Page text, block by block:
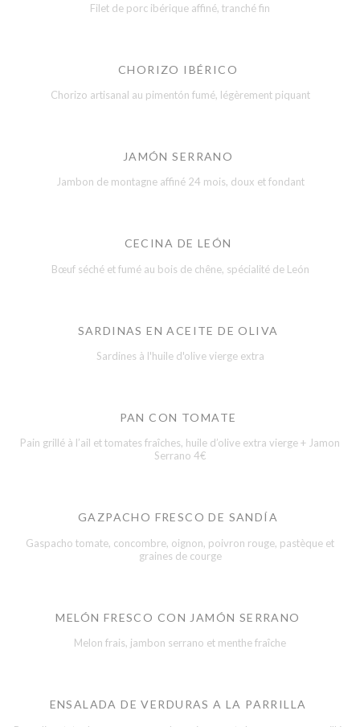
Filet de porc ibérique affiné, tranché fin
CHORIZO IBÉRICO
Chorizo artisanal au pimentón fumé, légèrement piquant
JAMÓN SERRANO
Jambon de montagne affiné 24 mois, doux et fondant
CECINA DE LEÓN
Bœuf séché et fumé au bois de chêne, spécialité de León
SARDINAS EN ACEITE DE OLIVA
Sardines à l'huile d'olive vierge extra
PAN CON TOMATE
Pain grillé à l’ail et tomates fraîches, huile d’olive extra vierge + Jamon
Serrano 4€
GAZPACHO FRESCO DE SANDÍA
Gaspacho tomate, concombre, oignon, poivron rouge, pastèque et
graines de courge
MELÓN FRESCO CON JAMÓN SERRANO
Melon frais, jambon serrano et menthe fraîche
ENSALADA DE VERDURAS A LA PARRILLA